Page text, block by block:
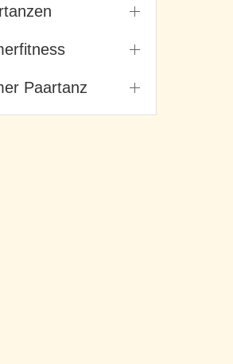
Paartanz